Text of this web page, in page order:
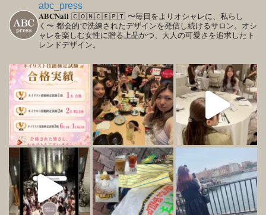
abc_press
𝐀𝐁𝐂𝐍𝐚𝐢𝐥 🄲🄾🄽🄲🄴🄿🅃 〜毎日をよりオシャレに、私らし
く〜 都会的で洗練されたデザインを発信し続けるサロン。オシ
ャレを楽しむ女性に贈る上品かつ、大人の可愛さを追求したト
レンドデザイン。